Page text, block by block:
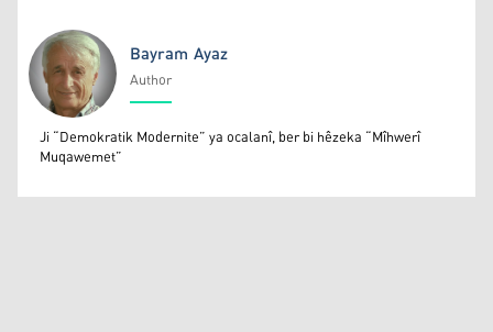
Bayram Ayaz
Bayram Ayaz
Author
Ji “Demokratik Modernite” ya ocalanî, ber bi hêzeka “Mîhwerî
Muqawemet”